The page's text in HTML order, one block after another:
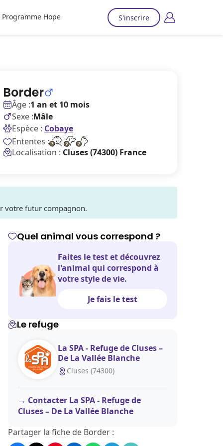
Programme Hope S'inscrire
Border
Âge :1 an et 10 mois
Sexe :Mâle
Espèce : Cobaye
Ententes :
Localisation : Cluses (74300) France
votre futur compagnon.
Quel animal vous correspond ?
Faites le test et découvrez
l'animal qui correspond à
votre style de vie.
Je fais le test
Le refuge
La SPA - Refuge de Cluses –
De La Vallée Blanche
Cluses (74300)
Contacter La SPA - Refuge de
Cluses – De La Vallée Blanche
Partager la fiche de Border :